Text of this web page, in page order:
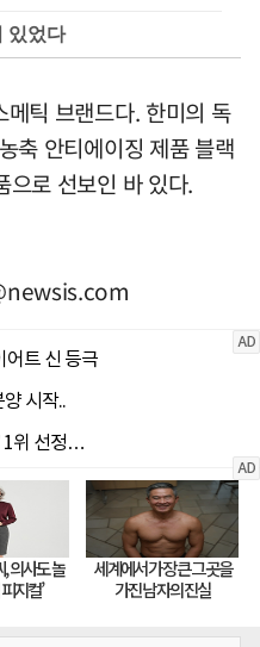
있었다
틱 브랜드다. 한미의 독
축 안티에이징 제품 블랙
으로 선보인 바 있다.